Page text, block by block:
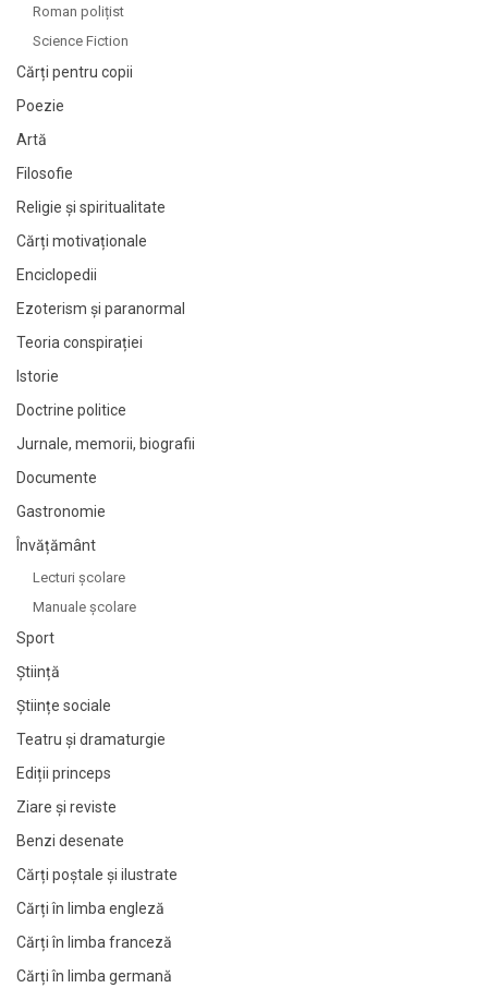
Roman polițist
Science Fiction
Cărți pentru copii
Poezie
Artă
Filosofie
Religie și spiritualitate
Cărți motivaționale
Enciclopedii
Ezoterism și paranormal
Teoria conspirației
Istorie
Doctrine politice
Jurnale, memorii, biografii
Documente
Gastronomie
Învățământ
Lecturi şcolare
Manuale şcolare
Sport
Știință
Științe sociale
Teatru și dramaturgie
Ediții princeps
Ziare şi reviste
Benzi desenate
Cărți poștale și ilustrate
Cărți în limba engleză
Cărți în limba franceză
Cărți în limba germană